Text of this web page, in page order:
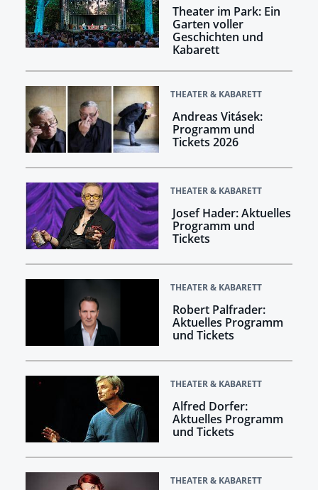
Theater im Park: Ein
Garten voller
Geschichten und
Kabarett
THEATER & KABARETT
Andreas Vitásek:
Programm und
Tickets 2026
THEATER & KABARETT
Josef Hader: Aktuelles
Programm und
Tickets
THEATER & KABARETT
Robert Palfrader:
Aktuelles Programm
und Tickets
THEATER & KABARETT
Alfred Dorfer:
Aktuelles Programm
und Tickets
THEATER & KABARETT